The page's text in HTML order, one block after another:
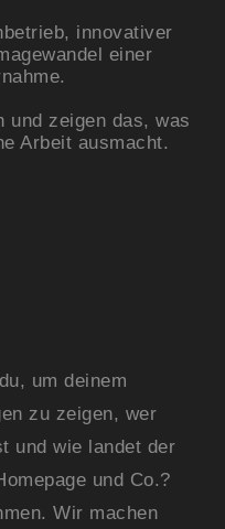
innovativer
einer
und zeigen das, was
Arbeit ausmacht.
um deinem
zu zeigen, wer
und wie landet der
und Co.?
Wir machen